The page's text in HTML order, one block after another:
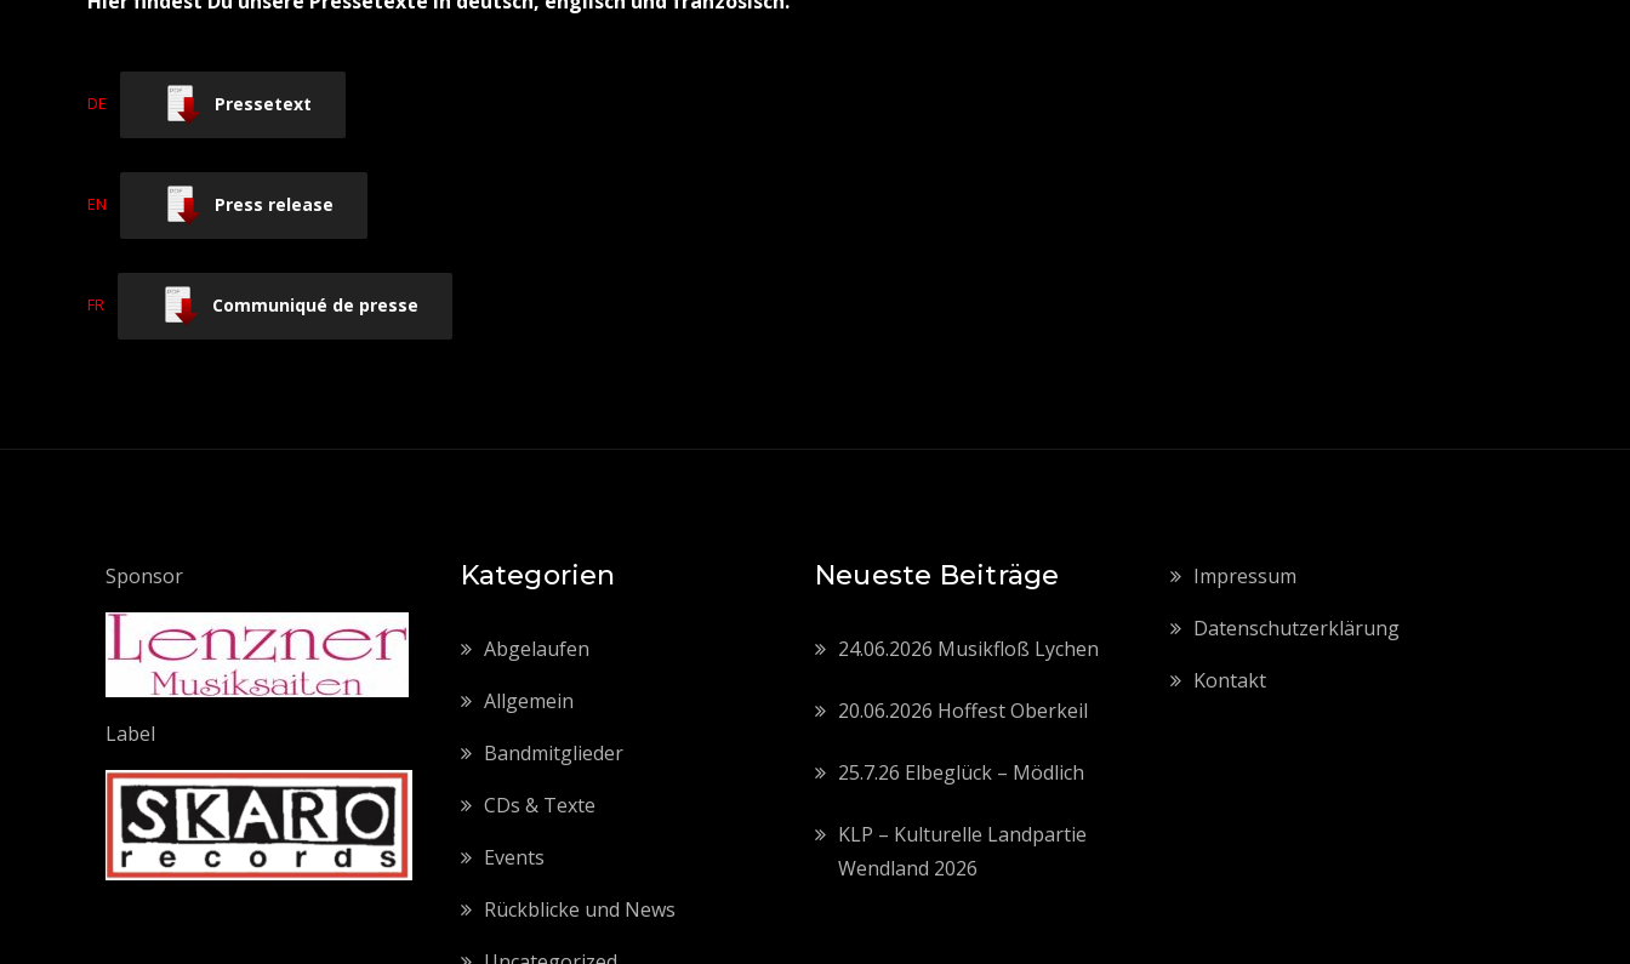
DE Pressetext
EN Press release
FR Communiqué de presse
Sponsor
Label
Kategorien
Abgelaufen
Allgemein
Bandmitglieder
CDs & Texte
Events
Rückblicke und News
Neueste Beiträge
24.06.2026 Musikfloß Lychen
20.06.2026 Hoffest Oberkeil
25.7.26 Elbeglück – Mödlich
KLP – Kulturelle Landpartie
Wendland 2026
Impressum
Datenschutzerklärung
Kontakt